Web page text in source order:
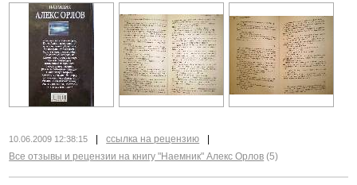
10.06.2009 12:38:15 ссылка на рецензию
Все отзывы и рецензии на книгу "Наемник" Алекс Орлов (5)